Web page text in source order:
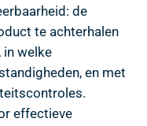
de
te achterhalen
welke
en met
effectieve